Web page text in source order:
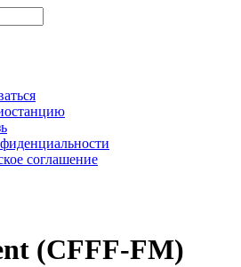
соглашение
(CFFF-FM)